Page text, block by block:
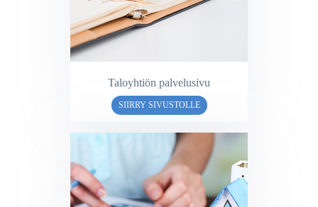
Taloyhtiön palvelusivu
SIIRRY SIVUSTOLLE